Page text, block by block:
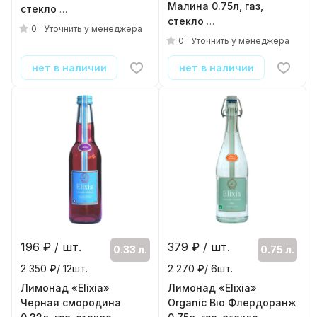
стекло
( 6шт./уп. )
0 Уточнить у менеджера
нет в наличии
Малина 0.75л, газ,
стекло
( 6шт./уп. )
0 Уточнить у менеджера
нет в наличии
196 ₽ / шт.
0.33 л.
2 350 ₽/ 12шт.
Лимонад «Elixia»
Черная смородина
379 ₽ / шт.
0.75 л.
2 270 ₽/ 6шт.
Лимонад «Elixia»
Organic Bio Флердоранж